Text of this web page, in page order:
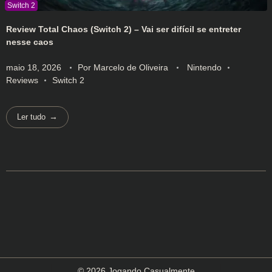
Review Total Chaos (Switch 2) – Vai ser difícil se entreter
nesse caos
maio 18, 2026 Por Marcelo de Oliveira
Nintendo
Reviews
Switch 2
Ler tudo